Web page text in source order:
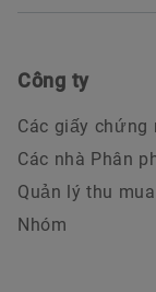
Công ty
Các giấy chứng
Các nhà Phân
Quản lý thu
Nhóm